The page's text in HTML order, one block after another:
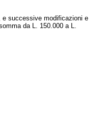
successive modificazioni e
da L. 150.000 a L.